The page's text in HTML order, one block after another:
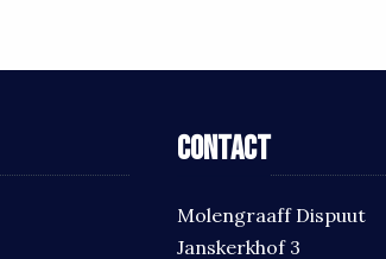
Contact
Molengraaff Dispuut
Janskerkhof 3